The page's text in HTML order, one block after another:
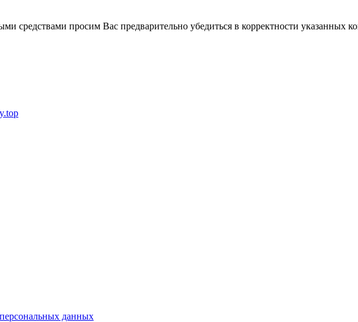
средствами просим Вас предварительно убедиться в корректности указанных
данных